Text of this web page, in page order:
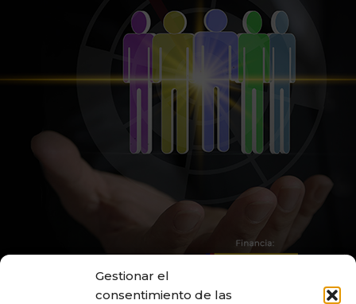
Gestionar el
consentimiento de las